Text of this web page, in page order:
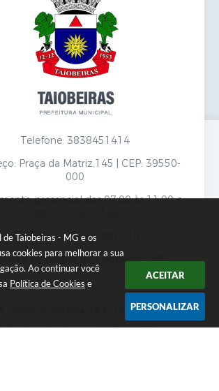
Taiobeiras - MG e os
cookies para melhorar a sua
Ao continuar você
Política de Cookies e
ACEITAR
PERSONALIZAR
Telefone: 3838451414
Praça da Matriz,145 | CEP: 39550-
000
presencial das 07:00 às 11:00 e
CNPJ: 18.017.384/0001-10
Municipal de Taiobeiras - MG
3.5.3 - 19/06/2026
Portal atualizado em:07/08/2026 12:00